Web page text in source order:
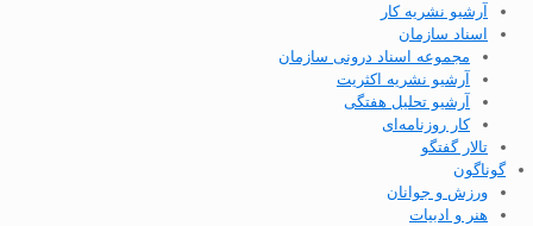
آرشیو نشریه کار
اسناد سازمان
مجموعه اسناد درونی سازمان
آرشیو نشریه اکثریت
آرشیو تحلیل هفتگی
کار روزنامه‌ای
تالار گفتگو
گوناگون
ورزش و جوانان
هنر و ادبیات